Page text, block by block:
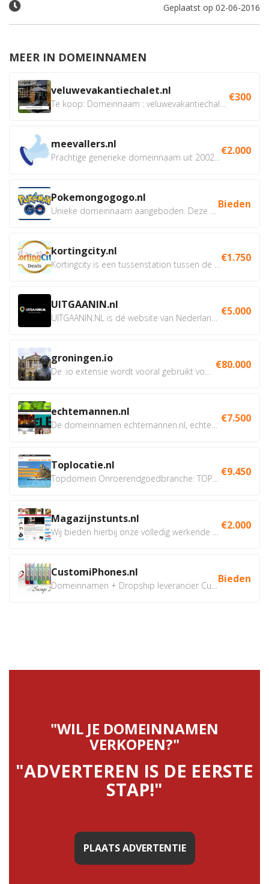
Geplaatst op 02-06-2016
MEER IN DOMEINNAMEN
veluwevakantiechalet.nl €300
meevallers.nl €2.000
Pokemongogogo.nl Bieden
kortingcity.nl €1.750
UITGAANIN.nl €5.000
groningen.io €80.000
echtemannen.nl €7.500
Toplocatie.nl €9.450
Magazijnstunts.nl €2.000
CustomiPhones.nl Bieden
"WIL JE DOMEINNAMEN
VERKOPEN?"
"ADVERTEREN IS DE EERSTE
STAP!"
PLAATS ADVERTENTIE